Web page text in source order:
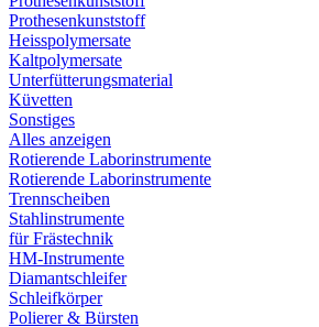
Prothesenkunststoff
Heisspolymersate
Kaltpolymersate
Unterfütterungsmaterial
Küvetten
Sonstiges
Alles anzeigen
Rotierende Laborinstrumente
Rotierende Laborinstrumente
Trennscheiben
Stahlinstrumente
für Frästechnik
HM-Instrumente
Diamantschleifer
Schleifkörper
Polierer & Bürsten